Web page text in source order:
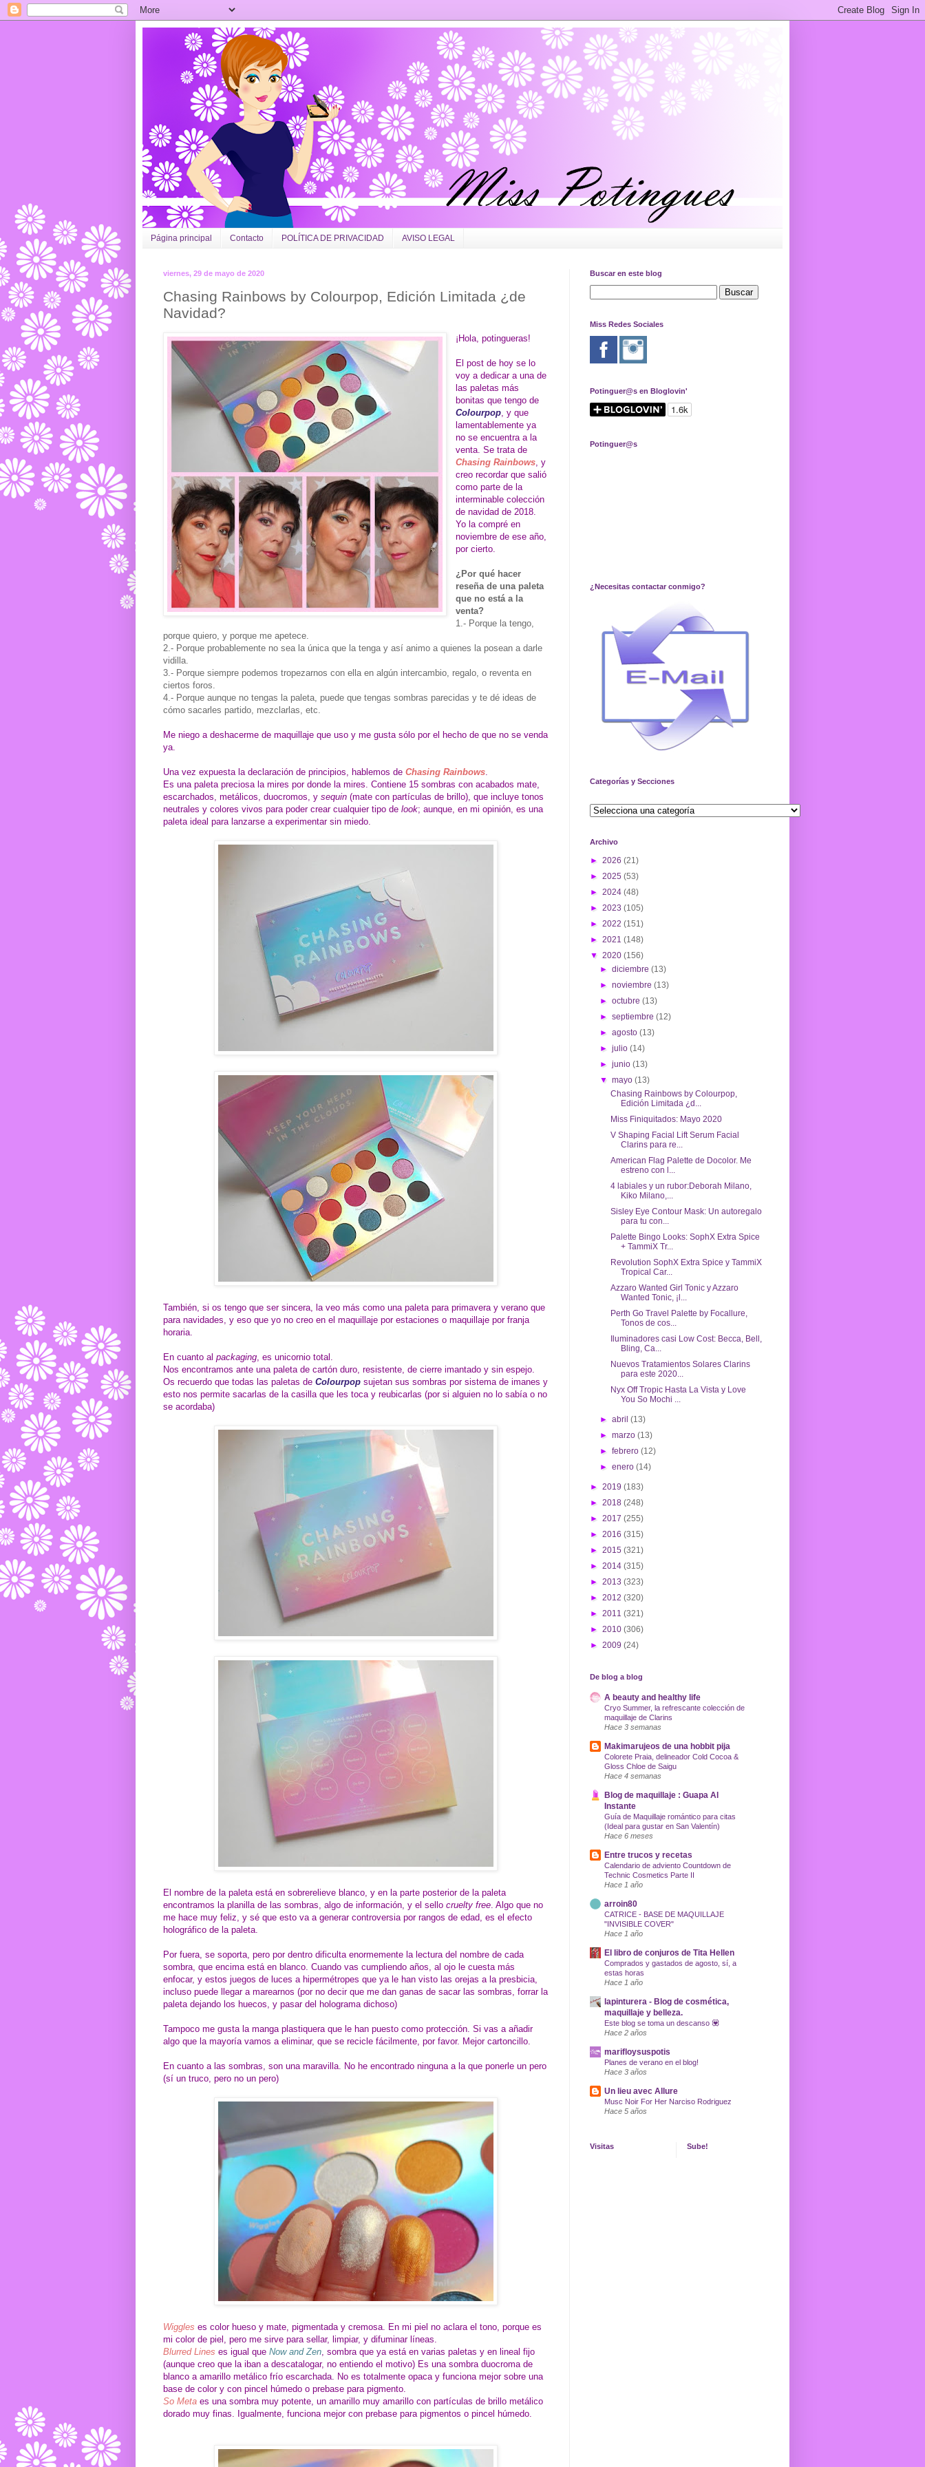
Página principal Contacto POLÍTICA DE PRIVACIDAD AVISO LEGAL
viernes, 29 de mayo de 2020
Chasing Rainbows by Colourpop, Edición Limitada ¿de
Navidad?
¡Hola, potingueras!
El post de hoy se lo
voy a dedicar a una de
las paletas más
bonitas que tengo de
Colourpop, y que
lamentablemente ya
no se encuentra a la
venta. Se trata de
Chasing Rainbows, y
creo recordar que salió
como parte de la
interminable colección
de navidad de 2018.
Yo la compré en
noviembre de ese año,
por cierto.
¿Por qué hacer
reseña de una paleta
que no está a la
venta?
1.- Porque la tengo,
porque quiero, y porque me apetece.
2.- Porque probablemente no sea la única que la tenga y así animo a quienes la posean a darle
vidilla.
3.- Porque siempre podemos tropezarnos con ella en algún intercambio, regalo, o reventa en
ciertos foros.
4.- Porque aunque no tengas la paleta, puede que tengas sombras parecidas y te dé ideas de
cómo sacarles partido, mezclarlas, etc.
Me niego a deshacerme de maquillaje que uso y me gusta sólo por el hecho de que no se venda
ya.
Una vez expuesta la declaración de principios, hablemos de Chasing Rainbows.
Es una paleta preciosa la mires por donde la mires. Contiene 15 sombras con acabados mate,
escarchados, metálicos, duocromos, y sequin (mate con partículas de brillo), que incluye tonos
neutrales y colores vivos para poder crear cualquier tipo de look; aunque, en mi opinión, es una
paleta ideal para lanzarse a experimentar sin miedo.
También, si os tengo que ser sincera, la veo más como una paleta para primavera y verano que
para navidades, y eso que yo no creo en el maquillaje por estaciones o maquillaje por franja
horaria.
En cuanto al packaging, es unicornio total.
Nos encontramos ante una paleta de cartón duro, resistente, de cierre imantado y sin espejo.
Os recuerdo que todas las paletas de Colourpop sujetan sus sombras por sistema de imanes y
esto nos permite sacarlas de la casilla que les toca y reubicarlas (por si alguien no lo sabía o no
se acordaba)
El nombre de la paleta está en sobrerelieve blanco, y en la parte posterior de la paleta
encontramos la planilla de las sombras, algo de información, y el sello cruelty free. Algo que no
me hace muy feliz, y sé que esto va a generar controversia por rangos de edad, es el efecto
holográfico de la paleta.
Por fuera, se soporta, pero por dentro dificulta enormemente la lectura del nombre de cada
sombra, que encima está en blanco. Cuando vas cumpliendo años, al ojo le cuesta más
enfocar, y estos juegos de luces a hipermétropes que ya le han visto las orejas a la presbicia,
incluso puede llegar a marearnos (por no decir que me dan ganas de sacar las sombras, forrar la
paleta dejando los huecos, y pasar del holograma dichoso)
Tampoco me gusta la manga plastiquera que le han puesto como protección. Si vas a añadir
algo que la mayoría vamos a eliminar, que se recicle fácilmente, por favor. Mejor cartoncillo.
En cuanto a las sombras, son una maravilla. No he encontrado ninguna a la que ponerle un pero
(sí un truco, pero no un pero)
Wiggles es color hueso y mate, pigmentada y cremosa. En mi piel no aclara el tono, porque es
mi color de piel, pero me sirve para sellar, limpiar, y difuminar líneas.
Blurred Lines es igual que Now and Zen, sombra que ya está en varias paletas y en lineal fijo
(aunque creo que la iban a descatalogar, no entiendo el motivo) Es una sombra duocroma de
blanco a amarillo metálico frío escarchada. No es totalmente opaca y funciona mejor sobre una
base de color y con pincel húmedo o prebase para pigmento.
So Meta es una sombra muy potente, un amarillo muy amarillo con partículas de brillo metálico
dorado muy finas. Igualmente, funciona mejor con prebase para pigmentos o pincel húmedo.
Buscar en este blog
Miss Redes Sociales
Potinguer@s en Bloglovin'
Potinguer@s
¿Necesitas contactar conmigo?
Categorías y Secciones
Archivo
► 2026 (21)
► 2025 (53)
► 2024 (48)
► 2023 (105)
► 2022 (151)
► 2021 (148)
▼ 2020 (156)
►diciembre(13)
►noviembre(13)
►octubre(13)
►septiembre(12)
►agosto(13)
►julio(14)
►junio(13)
▼mayo(13)
Chasing Rainbows by Colourpop,
Edición Limitada ¿d...
Miss Finiquitados: Mayo 2020
V Shaping Facial Lift Serum Facial
Clarins para re...
American Flag Palette de Docolor. Me
estreno con l...
4 labiales y un rubor:Deborah Milano,
Kiko Milano,...
Sisley Eye Contour Mask: Un autoregalo
para tu con...
Palette Bingo Looks: SophX Extra Spice
+ TammiX Tr...
Revolution SophX Extra Spice y TammiX
Tropical Car...
Azzaro Wanted Girl Tonic y Azzaro
Wanted Tonic, ¡l...
Perth Go Travel Palette by Focallure,
Tonos de cos...
Iluminadores casi Low Cost: Becca, Bell,
Bling, Ca...
Nuevos Tratamientos Solares Clarins
para este 2020...
Nyx Off Tropic Hasta La Vista y Love
You So Mochi ...
►abril(13)
►marzo(13)
►febrero(12)
►enero(14)
► 2019 (183)
► 2018 (248)
► 2017 (255)
► 2016 (315)
► 2015 (321)
► 2014 (315)
► 2013 (323)
► 2012 (320)
► 2011 (321)
► 2010 (306)
► 2009 (24)
De blog a blog
A beauty and healthy life
Cryo Summer, la refrescante colección de
maquillaje de Clarins
Hace 3 semanas
Makimarujeos de una hobbit pija
Colorete Praia, delineador Cold Cocoa &
Gloss Chloe de Saigu
Hace 4 semanas
Blog de maquillaje : Guapa Al
Instante
Guía de Maquillaje romántico para citas
(Ideal para gustar en San Valentín)
Hace 6 meses
Entre trucos y recetas
Calendario de adviento Countdown de
Technic Cosmetics Parte II
Hace 1 año
arroin80
CATRICE - BASE DE MAQUILLAJE
"INVISIBLE COVER"
Hace 1 año
El libro de conjuros de Tita Hellen
Comprados y gastados de agosto, sí, a
estas horas
Hace 1 año
lapinturera - Blog de cosmética,
maquillaje y belleza.
Este blog se toma un descanso 💟
Hace 2 años
marifloysuspotis
Planes de verano en el blog!
Hace 3 años
Un lieu avec Allure
Musc Noir For Her Narciso Rodriguez
Hace 5 años
Visitas Sube!